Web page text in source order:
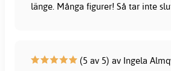
länge. Många figurer! Så tar inte
(5 av 5) av Ingela